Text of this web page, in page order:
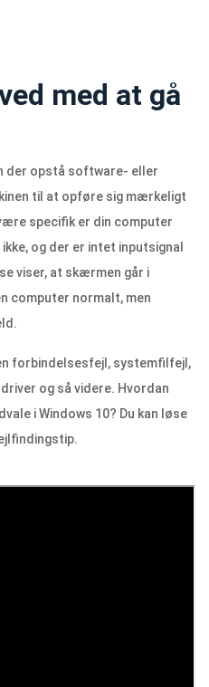
med at gå
der opstå software- eller
til at opføre sig mærkeligt
specifik er din computer
og der er intet inputsignal
viser, at skærmen går i
computer normalt, men
forbindelsesfejl, systemfilfejl,
og så videre. Hvordan
i Windows 10? Du kan løse